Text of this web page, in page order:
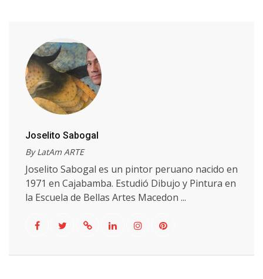
Joselito Sabogal
By LatAm ARTE
Joselito Sabogal es un pintor peruano nacido en
1971 en Cajabamba. Estudió Dibujo y Pintura en
la Escuela de Bellas Artes Macedon ...